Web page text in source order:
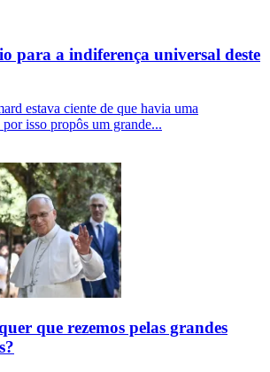
para a indiferença universal deste
estava ciente de que havia uma
isso propôs um grande...
que rezemos pelas grandes